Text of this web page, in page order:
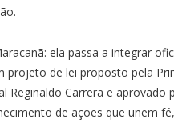
ela passa a integrar
de lei proposto pela
Carrera e aprovado
de ações que unem